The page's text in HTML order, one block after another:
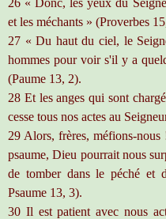
26 « Donc, les yeux du
et les méchants » (Proverbes
27 « Du haut du ciel, le
hommes pour voir s'il y a
(Paume 13, 2).
28 Et les anges qui sont
cesse tous nos actes au
29 Alors, frères, méfions-
psaume, Dieu pourrait nous
de tomber dans le péché et
Psaume 13, 3).
30 Il est patient avec nous